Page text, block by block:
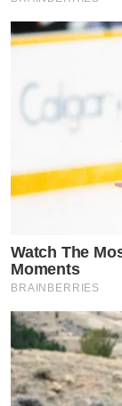
Watch The
Moments
BRAINBERRIES